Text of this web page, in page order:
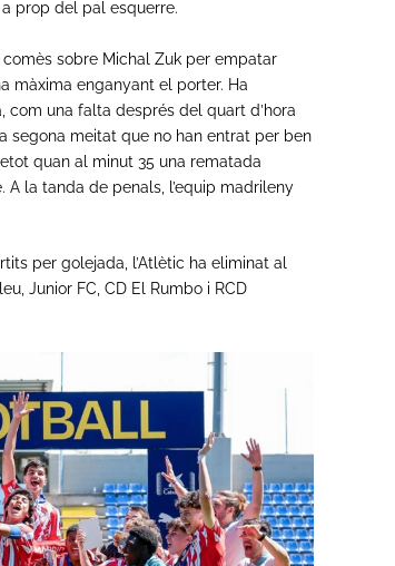
prop del pal esquerre.
sobre Michal Zuk per empatar
màxima enganyant el porter. Ha
una falta després del quart d’hora
segona meitat que no han entrat per ben
quan al minut 35 una rematada
la tanda de penals, l’equip madrileny
per golejada, l’Atlètic ha eliminat al
Junior FC, CD El Rumbo i RCD